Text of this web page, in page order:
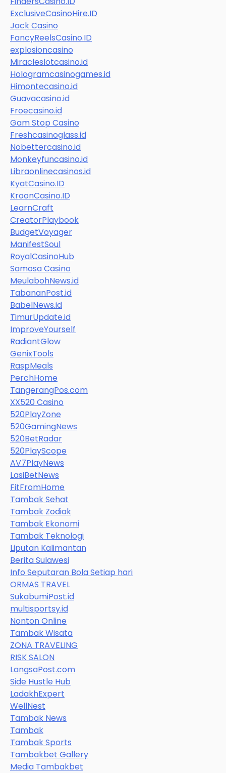
ExclusiveCasinoHire.ID
Jack Casino
FancyReelsCasino.ID
explosioncasino
Miracleslotcasino.id
Hologramcasinogames.id
Himontecasino.id
Guavacasino.id
Froecasino.id
Gam Stop Casino
Freshcasinoglass.id
Nobettercasino.id
Monkeyfuncasino.id
Libraonlinecasinos.id
KyatCasino.ID
KroonCasino.ID
LearnCraft
CreatorPlaybook
BudgetVoyager
ManifestSoul
RoyalCasinoHub
Samosa Casino
MeulabohNews.id
TabananPost.id
BabelNews.id
TimurUpdate.id
ImproveYourself
RadiantGlow
GenixTools
RaspMeals
PerchHome
TangerangPos.com
XX520 Casino
520PlayZone
520GamingNews
520BetRadar
520PlayScope
AV7PlayNews
LasiBetNews
FitFromHome
Tambak Sehat
Tambak Zodiak
Tambak Ekonomi
Tambak Teknologi
Liputan Kalimantan
Berita Sulawesi
Info Seputaran Bola Setiap hari
ORMAS TRAVEL
SukabumiPost.id
multisportsy.id
Nonton Online
Tambak Wisata
ZONA TRAVELING
RISK SALON
LangsaPost.com
Side Hustle Hub
LadakhExpert
WellNest
Tambak News
Tambak
Tambak Sports
Tambakbet Gallery
Media Tambakbet